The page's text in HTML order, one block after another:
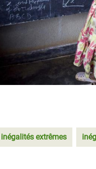
inégalités extrêmes